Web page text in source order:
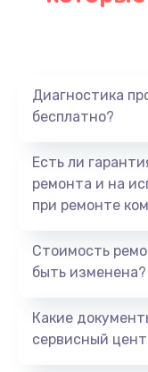
Диагностика
бесплатно?
Есть ли
ремонта и на
при ремонте
Стоимость
быть изменена?
Какие
сервисный